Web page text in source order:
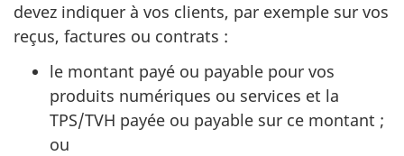
devez indiquer à vos clients, par exemple sur vos
reçus, factures ou contrats :
le montant payé ou payable pour vos
produits numériques ou services et la
TPS/TVH payée ou payable sur ce montant ;
ou